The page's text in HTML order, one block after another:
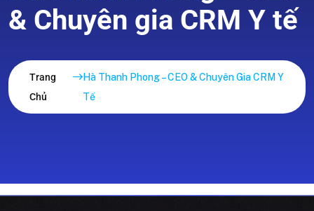
& Chuyên gia CRM Y tế
Trang
Chủ
Hà Thanh Phong – CEO & Chuyên Gia CRM Y
Tế